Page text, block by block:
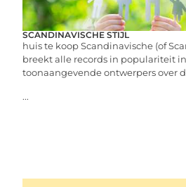
SCANDINAVISCHE STIJL
huis te koop Scandinavische (of
breekt alle records in populariteit
toonaangevende ontwerpers over
...